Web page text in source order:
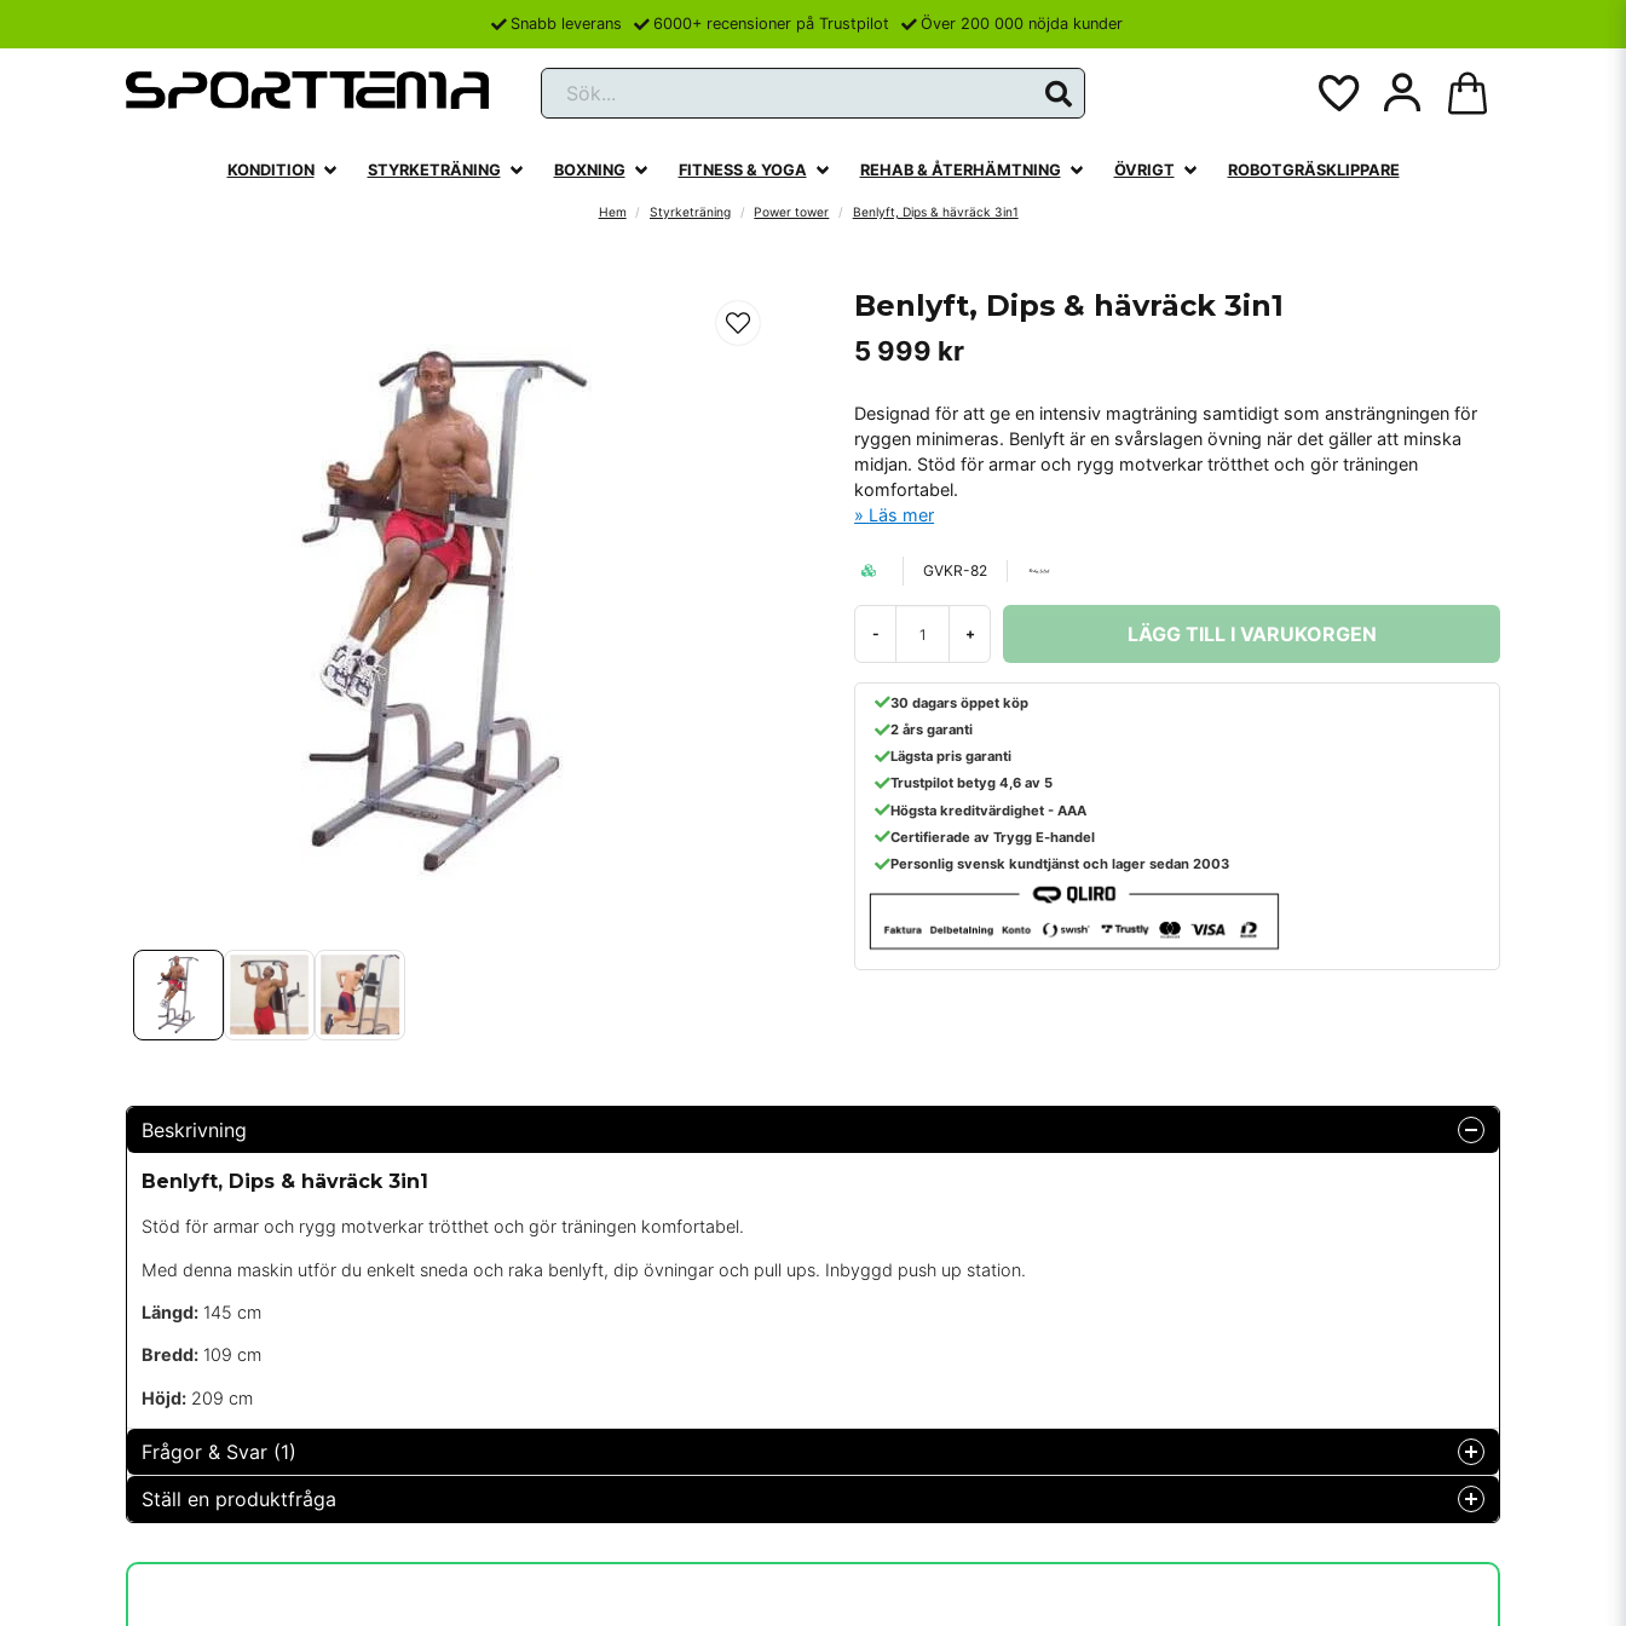
Snabb leverans 6000+ recensioner på Trustpilot Över 200 000 nöjda kunder
Sök...
KONDITION STYRKETRÄNING BOXNING FITNESS & YOGA REHAB & ÅTERHÄMTNING ÖVRIGT ROBOTGRÄSKLIPPARE
Hem Styrketräning Power tower Benlyft, Dips & hävräck 3in1
Benlyft, Dips & hävräck 3in1
5 999 kr
Designad för att ge en intensiv magträning samtidigt som ansträngningen för
ryggen minimeras. Benlyft är en svårslagen övning när det gäller att minska
midjan. Stöd för armar och rygg motverkar trötthet och gör träningen
komfortabel.
Läs mer
GVKR-82
- + LÄGG TILL I VARUKORGEN
30 dagars öppet köp
2 års garanti
Lägsta pris garanti
Trustpilot betyg 4,6 av 5
Högsta kreditvärdighet - AAA
Certifierade av Trygg E-handel
Personlig svensk kundtjänst och lager sedan 2003
Beskrivning
Benlyft, Dips & hävräck 3in1
Stöd för armar och rygg motverkar trötthet och gör träningen komfortabel.
Med denna maskin utför du enkelt sneda och raka benlyft, dip övningar och pull ups. Inbyggd push up station.
Längd: 145 cm
Bredd: 109 cm
Höjd: 209 cm
Frågor & Svar (1)
Hvilken vekt er det på denne? Kommer den ferdig montert?
Ställ en produktfråga
Fråga oss något om denna produkten...